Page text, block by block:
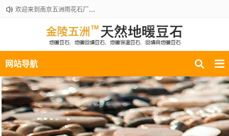
欢迎来到南京五洲雨花石厂地暖豆石销售部！咨询热线：18061210301
网站导航